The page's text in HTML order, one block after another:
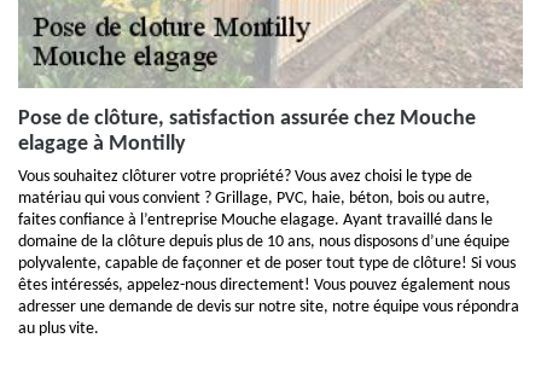
Pose de clôture, satisfaction assurée chez Mouche
elagage à Montilly
Vous souhaitez clôturer votre propriété? Vous avez choisi le type de
matériau qui vous convient ? Grillage, PVC, haie, béton, bois ou autre,
faites confiance à l’entreprise Mouche elagage. Ayant travaillé dans le
domaine de la clôture depuis plus de 10 ans, nous disposons d’une équipe
polyvalente, capable de façonner et de poser tout type de clôture! Si vous
êtes intéressés, appelez-nous directement! Vous pouvez également nous
adresser une demande de devis sur notre site, notre équipe vous répondra
au plus vite.